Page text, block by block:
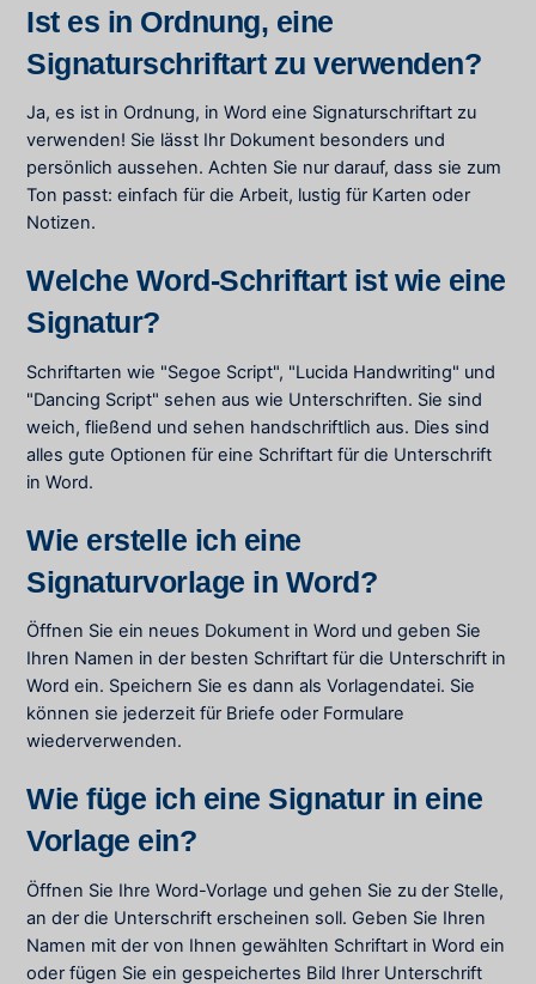
Ist es in Ordnung, eine
Signaturschriftart zu verwenden?
Ja, es ist in Ordnung, in Word eine Signaturschriftart zu
verwenden! Sie lässt Ihr Dokument besonders und
persönlich aussehen. Achten Sie nur darauf, dass sie zum
Ton passt: einfach für die Arbeit, lustig für Karten oder
Notizen.
Welche Word-Schriftart ist wie eine
Signatur?
Schriftarten wie "Segoe Script", "Lucida Handwriting" und
"Dancing Script" sehen aus wie Unterschriften. Sie sind
weich, fließend und sehen handschriftlich aus. Dies sind
alles gute Optionen für eine Schriftart für die Unterschrift
in Word.
Wie erstelle ich eine
Signaturvorlage in Word?
Öffnen Sie ein neues Dokument in Word und geben Sie
Ihren Namen in der besten Schriftart für die Unterschrift in
Word ein. Speichern Sie es dann als Vorlagendatei. Sie
können sie jederzeit für Briefe oder Formulare
wiederverwenden.
Wie füge ich eine Signatur in eine
Vorlage ein?
Öffnen Sie Ihre Word-Vorlage und gehen Sie zu der Stelle,
an der die Unterschrift erscheinen soll. Geben Sie Ihren
Namen mit der von Ihnen gewählten Schriftart in Word ein
oder fügen Sie ein gespeichertes Bild Ihrer Unterschrift